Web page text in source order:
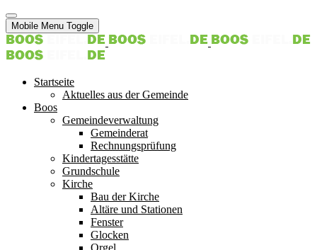
Mobile Menu Toggle
Startseite
Aktuelles aus der Gemeinde
Boos
Gemeindeverwaltung
Gemeinderat
Rechnungsprüfung
Kindertagesstätte
Grundschule
Kirche
Bau der Kirche
Altäre und Stationen
Fenster
Glocken
Orgel